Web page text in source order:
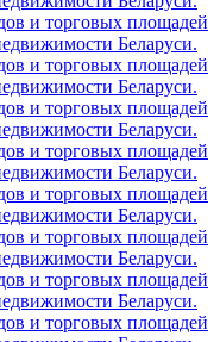
и торговых площадей
Беларуси.
и торговых площадей
Беларуси.
и торговых площадей
Беларуси.
и торговых площадей
Беларуси.
и торговых площадей
Беларуси.
и торговых площадей
Беларуси.
и торговых площадей
Беларуси.
и торговых площадей